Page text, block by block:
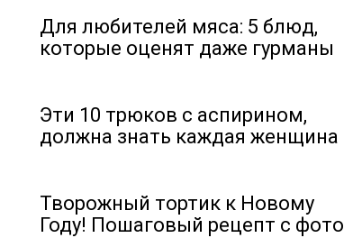
Для любителей мяса: 5 блюд,
которые оценят даже гурманы
Эти 10 трюков с аспирином,
должна знать каждая женщина
Творожный тортик к Новому
Году! Пошаговый рецепт с фото